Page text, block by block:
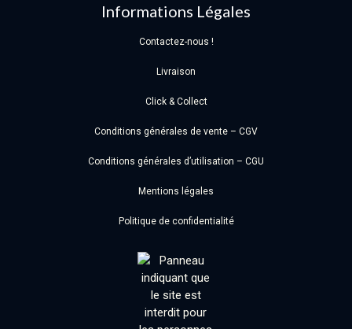
Informations Légales
Contactez-nous !
Livraison
Click & Collect
Conditions générales de vente – CGV
Conditions générales d’utilisation – CGU
Mentions légales
Politique de confidentialité